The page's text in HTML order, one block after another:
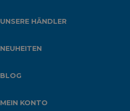
UNSERE HÄNDLER
NEUHEITEN
BLOG
MEIN KONTO